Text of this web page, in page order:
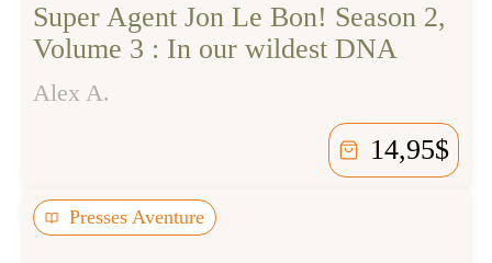
Super Agent Jon Le Bon! Season 2,
Volume 3 : In our wildest DNA
Alex A.
14,95$
Presses Aventure